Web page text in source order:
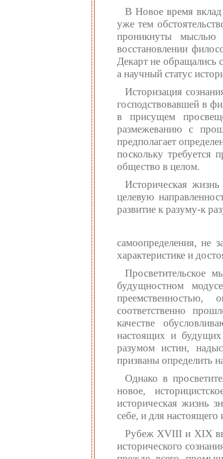
В Новое время
уже тем
проникнуты
восстановлении
Декарт не обращались
а научный статус
Историзация
господствовавшей в
в присущем
размежеванию с
предполагает
поскольку требуется
общество в целом.
Историческая
целевую
развитие к разуму-к
самоопределения, не
характеристике и
Просветительское
будущностном
соответственно
качестве
настоящих и
разумом истин,
призваны определить
Однако в
новое,
историческая жизнь
себе, и для
Рубеж XVIII и XIX вв.
исторического